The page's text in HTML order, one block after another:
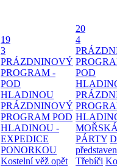
19
3
PRÁZDNINOVÝ
PROGRAM -
POD
HLADINOU
PRÁZDNINOVÝ
PROGRAM POD
HLADINOU -
EXPEDICE
PONORKOU
Kostelní věž opět
20
4
POD
PÁRTY
Třebíči